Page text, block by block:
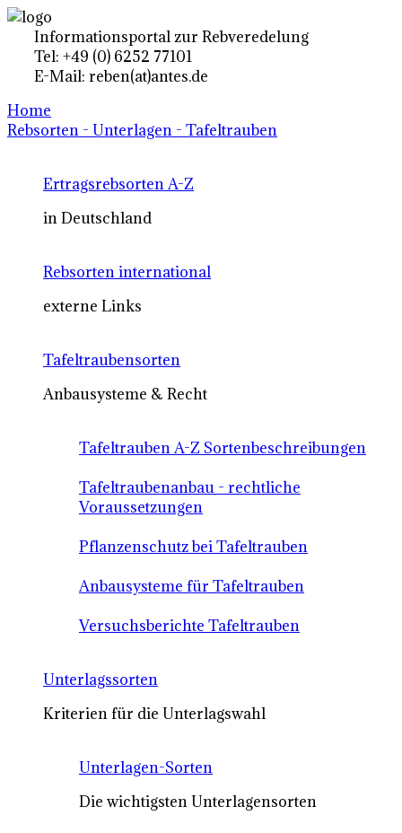
Informationsportal zur Rebveredelung
Tel: +49 (0) 6252 77101
E-Mail: reben(at)antes.de
Home
Rebsorten - Unterlagen - Tafeltrauben
Ertragsrebsorten A-Z
in Deutschland
Rebsorten international
externe Links
Tafeltraubensorten
Anbausysteme & Recht
Tafeltrauben A-Z Sortenbeschreibungen
Tafeltraubenanbau - rechtliche
Voraussetzungen
Pflanzenschutz bei Tafeltrauben
Anbausysteme für Tafeltrauben
Versuchsberichte Tafeltrauben
Unterlagssorten
Kriterien für die Unterlagswahl
Unterlagen-Sorten
Die wichtigsten Unterlagensorten